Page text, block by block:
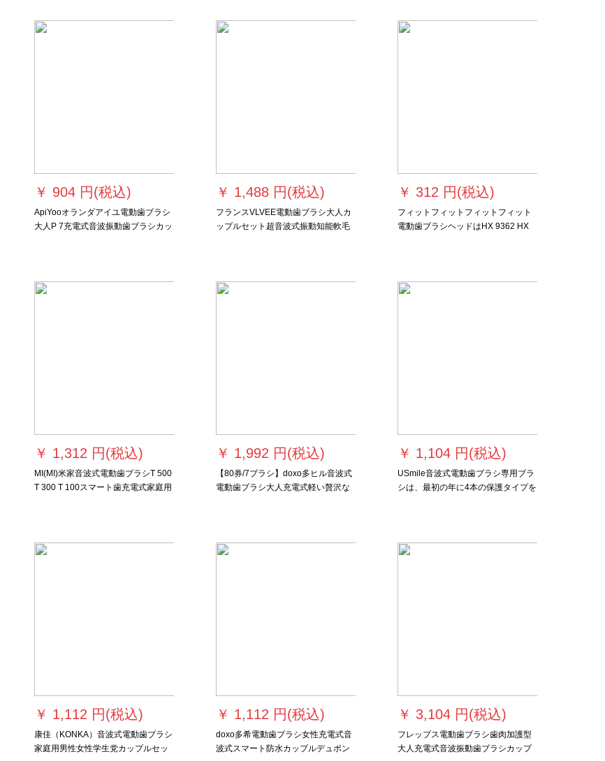
￥ 904 円(税込)
ApiYooオランダアイユ電動歯ブラシ
大人P 7充電式音波振動歯ブラシカッ
￥ 1,488 円(税込)
フランスVLVEE電動歯ブラシ大人カ
ップルセット超音波式振動知能軟毛
￥ 312 円(税込)
フィットフィットフィットフィット
電動歯ブラシヘッドはHX 9362 HX
￥ 1,312 円(税込)
MI(MI)米家音波式電動歯ブラシT 500
T 300 T 100スマート歯充電式家庭用
3本標準版
￥ 1,992 円(税込)
【80券/7ブラシ】doxo多ヒル音波式
電動歯ブラシ大人充電式軽い贅沢な
￥ 1,104 円(税込)
USmile音波式電動歯ブラシ専用ブラ
シは、最初の年に4本の保護タイプを
￥ 1,112 円(税込)
康佳（KONKA）音波式電動歯ブラシ
家庭用男性女性学生党カップルセッ
￥ 1,112 円(税込)
doxo多希電動歯ブラシ女性充電式音
波式スマート防水カップルデュポン
￥ 3,104 円(税込)
フレップス電動歯ブラシ歯肉加護型
大人充電式音波振動歯ブラシカップ